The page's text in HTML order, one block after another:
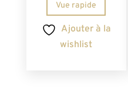
Vue rapide
Ajouter à la
wishlist